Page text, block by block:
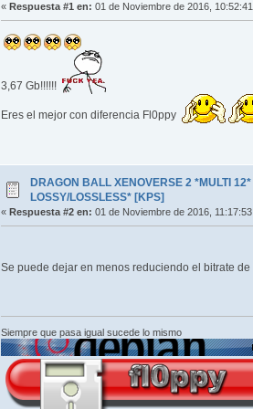
« Respuesta #1 en: 01 de Noviembre de 2016,
3,67 Gb!!!!!!
Eres el mejor con diferencia Fl0ppy
DRAGON BALL XENOVERSE 2 *MULTI
LOSSY/LOSSLESS* [KPS]
« Respuesta #2 en: 01 de Noviembre de 2016,
Se puede dejar en menos reduciendo el bitrate
Siempre que pasa igual sucede lo mismo